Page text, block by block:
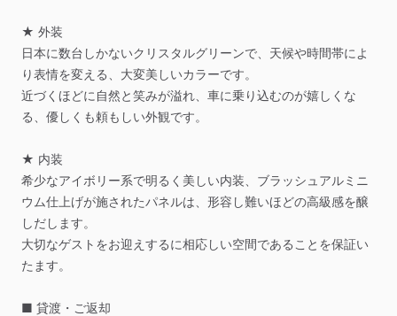
★ 外装
日本に数台しかないクリスタルグリーンで、天候や時間帯によ
り表情を変える、大変美しいカラーです。
近づくほどに自然と笑みが溢れ、車に乗り込むのが嬉しくな
る、優しくも頼もしい外観です。
★ 内装
希少なアイボリー系で明るく美しい内装、ブラッシュアルミニ
ウム仕上げが施されたパネルは、形容し難いほどの高級感を醸
しだします。
大切なゲストをお迎えするに相応しい空間であることを保証い
たます。
■ 貸渡・ご返却